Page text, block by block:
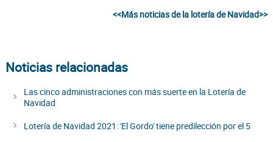
<<Más noticias de la lotería de Navidad>>
Noticias relacionadas
Las cinco administraciones con más suerte en la Lotería de
Navidad
Lotería de Navidad 2021: 'El Gordo' tiene predilección por el 5